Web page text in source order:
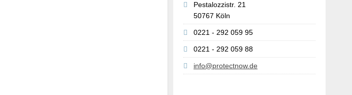
Pestalozzistr. 21
50767 Köln
0221 - 292 059 95
0221 - 292 059 88
info@protectnow.de